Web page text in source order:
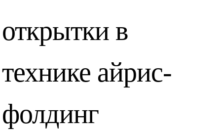
открытки в
технике айрис-
фолдинг